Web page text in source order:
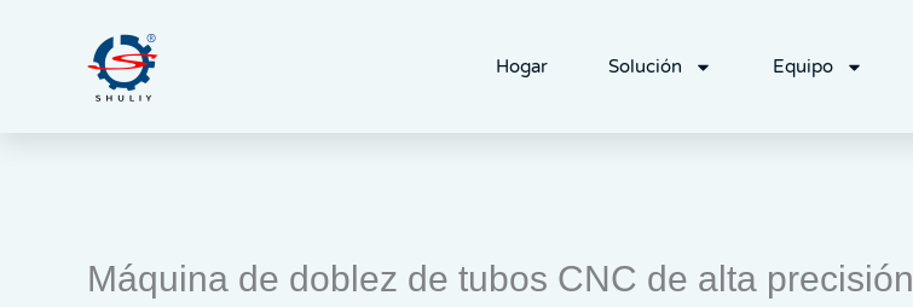
Hogar Solución Equipo
Máquina de doblez de tubos CNC de alta precisión